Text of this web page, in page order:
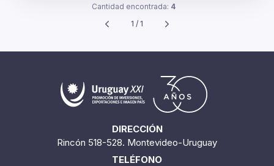
Cantidad encontrada: 4
1 / 1
DIRECCIÓN
Rincón 518-528. Montevideo-Uruguay
TELÉFONO